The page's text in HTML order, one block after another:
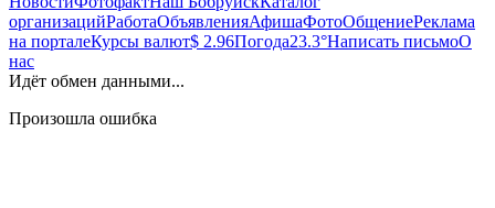
организацийРаботаОбъявленияАфишаФотоОбщениеРеклама
на порталеКурсы валют$ 2.96Погода23.3°Написать письмоО
нас
Идёт обмен данными...
Произошла ошибка